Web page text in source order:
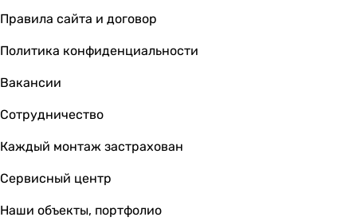
3 599грн
HSteel ISH 250 W Basic
Правила сайта и договор
Политика конфиденциальности
Вакансии
Сотрудничество
Каждый монтаж застрахован
Сервисный центр
Наши объекты, портфолио